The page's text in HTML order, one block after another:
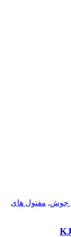
جوش, مفتول های